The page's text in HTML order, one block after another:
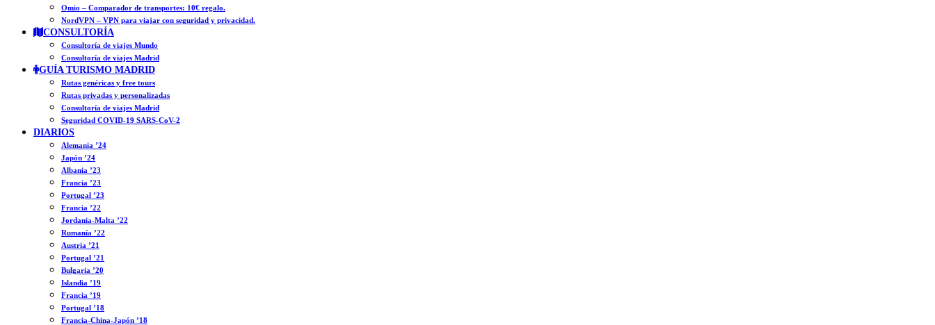
Omio – Comparador de transportes: 10€ regalo.
NordVPN – VPN para viajar con seguridad y privacidad.
CONSULTORÍA
Consultoría de viajes Mundo
Consultoría de viajes Madrid
GUÍA TURISMO MADRID
Rutas genéricas y free tours
Rutas privadas y personalizadas
Consultoría de viajes Madrid
Seguridad COVID-19 SARS-CoV-2
DIARIOS
Alemania ’24
Japón ’24
Albania ’23
Francia ’23
Portugal ’23
Francia ’22
Jordania-Malta ’22
Rumanía ’22
Austria ’21
Portugal ’21
Bulgaria ’20
Islandia ’19
Francia ’19
Portugal ’18
Francia-China-Japón ’18